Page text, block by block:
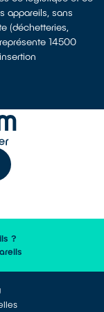
appareils, sans
(déchetteries,
14500
?